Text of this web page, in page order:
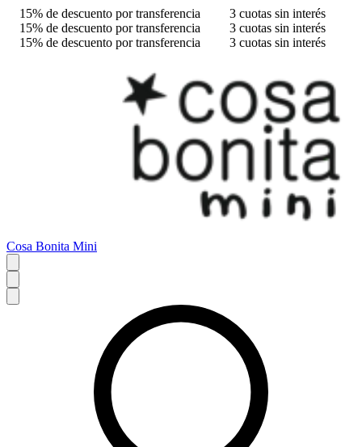
15% de descuento por transferencia
3 cuotas sin interés
15% de descuento por transferencia
3 cuotas sin interés
15% de descuento por transferencia
3 cuotas sin interés
Cosa Bonita Mini